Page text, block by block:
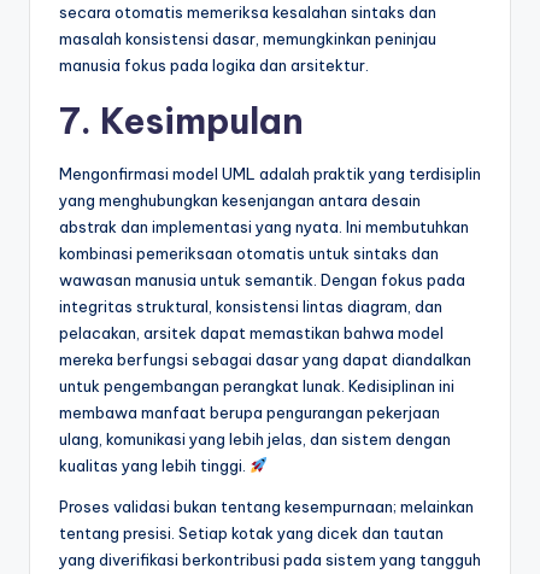
secara otomatis memeriksa kesalahan sintaks dan
masalah konsistensi dasar, memungkinkan peninjau
manusia fokus pada logika dan arsitektur.
7. Kesimpulan
Mengonfirmasi model UML adalah praktik yang terdisiplin
yang menghubungkan kesenjangan antara desain
abstrak dan implementasi yang nyata. Ini membutuhkan
kombinasi pemeriksaan otomatis untuk sintaks dan
wawasan manusia untuk semantik. Dengan fokus pada
integritas struktural, konsistensi lintas diagram, dan
pelacakan, arsitek dapat memastikan bahwa model
mereka berfungsi sebagai dasar yang dapat diandalkan
untuk pengembangan perangkat lunak. Kedisiplinan ini
membawa manfaat berupa pengurangan pekerjaan
ulang, komunikasi yang lebih jelas, dan sistem dengan
kualitas yang lebih tinggi.
Proses validasi bukan tentang kesempurnaan; melainkan
tentang presisi. Setiap kotak yang dicek dan tautan
yang diverifikasi berkontribusi pada sistem yang tangguh